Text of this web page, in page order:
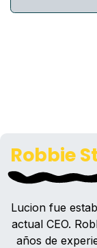
Robbie
Lucion fue
actual CEO.
años de